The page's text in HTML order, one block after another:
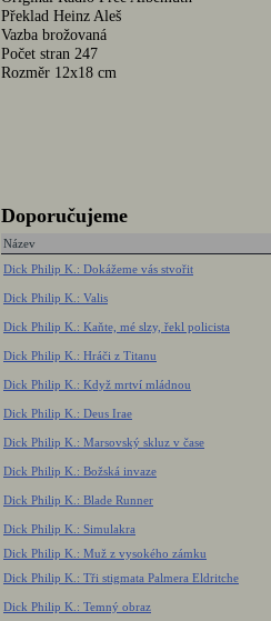
Překlad Heinz Aleš
Vazba brožovaná
Počet stran 247
Rozměr 12x18 cm
Doporučujeme
Název
Dick Philip K.: Dokážeme vás stvořit
Dick Philip K.: Valis
Dick Philip K.: Kaňte, mé slzy, řekl policista
Dick Philip K.: Hráči z Titanu
Dick Philip K.: Když mrtví mládnou
Dick Philip K.: Deus Irae
Dick Philip K.: Marsovský skluz v čase
Dick Philip K.: Božská invaze
Dick Philip K.: Blade Runner
Dick Philip K.: Simulakra
Dick Philip K.: Muž z vysokého zámku
Dick Philip K.: Tři stigmata Palmera Eldritche
Dick Philip K.: Temný obraz